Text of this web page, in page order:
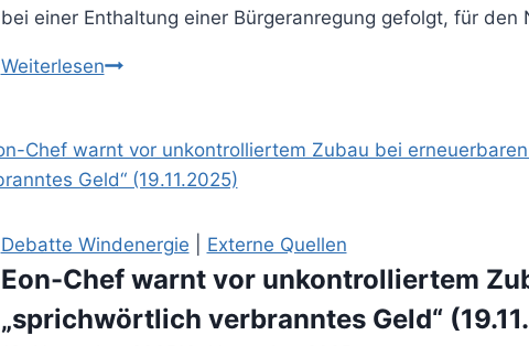
bei einer Enthaltung einer Bürgeranregung gefolgt, für
WeiterlesenWindkraftanlage
geplant
(21.11.2024)
Debatte Windenergie Externe Quellen
Eon-Chef warnt vor unkontrolliertem
„sprichwörtlich verbranntes Geld“